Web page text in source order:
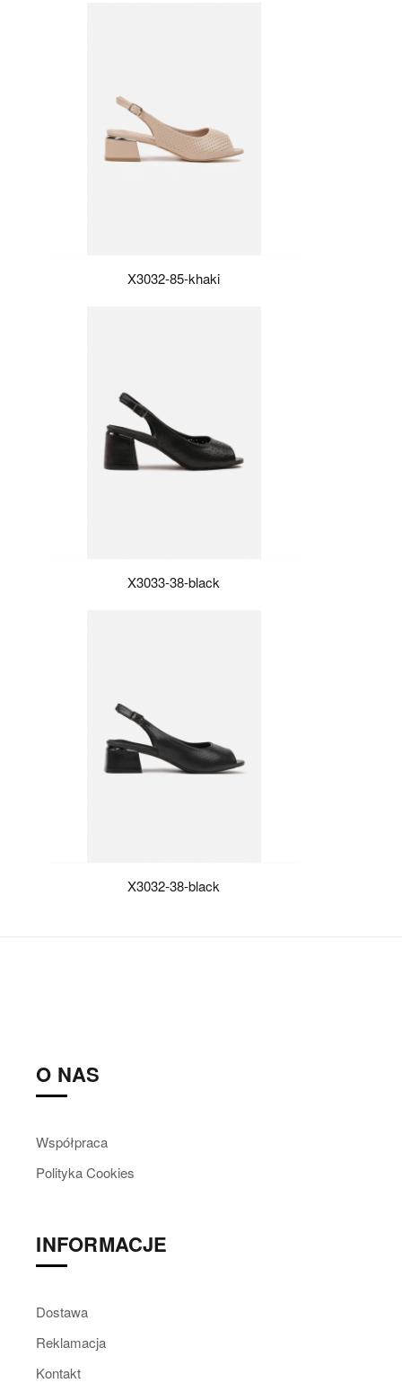
X3032-85-khaki
X3033-38-black
X3032-38-black
O NAS
Współpraca
Polityka Cookies
INFORMACJE
Dostawa
Reklamacja
Kontakt